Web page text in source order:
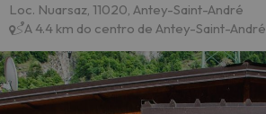
Loc. Nuarsaz, 11020, Antey-Saint-André
A 4.4 km do centro de Antey-Saint-André